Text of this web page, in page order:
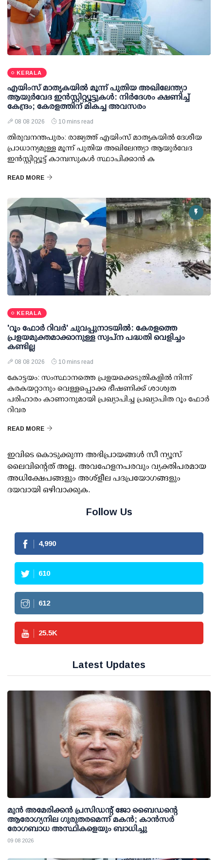
KERALA
എയിംസ് മാതൃകയില്‍ മൂന്ന് പുതിയ അഖിലേന്ത്യാ
ആയുര്‍വേദ ഇന്‍സ്റ്റിറ്റ്യൂട്ടുകള്‍: നിര്‍ദേശം ക്ഷണിച്ച്
കേന്ദ്രം; കേരളത്തിന് മികച്ച അവസരം
08 08 2026 10 mins read
തിരുവനന്തപുരം: രാജ്യത്ത് എയിംസ് മാതൃകയില്‍ ദേശീയ
പ്രാധാന്യമുള്ള മൂന്ന് പുതിയ അഖിലേന്ത്യാ ആയുര്‍വേദ
ഇന്‍സ്റ്റിറ്റ്യൂട്ട് കാമ്പസുകള്‍ സ്ഥാപിക്കാന്‍ ക
READ MORE
KERALA
'റൂം ഫോര്‍ റിവര്‍' ചുവപ്പുനാടയില്‍: കേരളത്തെ
പ്രളയമുക്തമാക്കാനുള്ള സ്വപ്ന പദ്ധതി വെളിച്ചം
കണ്ടില്ല
08 08 2026 10 mins read
കോട്ടയം: സംസ്ഥാനത്തെ പ്രളയക്കെടുതികളില്‍ നിന്ന്
കരകയറ്റാനും വെള്ളപ്പൊക്ക ഭീഷണിക്ക് ശാശ്വത
പരിഹാരം കാണാനുമായി പ്രഖ്യാപിച്ച പ്രഖ്യാപിത റൂം ഫോര്‍
റിവര
READ MORE
ഇവിടെ കൊടുക്കുന്ന അഭിപ്രായങ്ങള്‍ സീ ന്യൂസ്
ലൈവിന്റെത് അല്ല. അവഹേളനപരവും വ്യക്തിപരമായ
അധിക്ഷേപങ്ങളും അശ്‌ളീല പദപ്രയോഗങ്ങളും
ദയവായി ഒഴിവാക്കുക.
Follow Us
4,990
610
612
25.5K
Latest Updates
മുന്‍ അമേരിക്കന്‍ പ്രസിഡന്റ് ജോ ബൈഡന്റെ
ആരോഗ്യനില ഗുരുതരമെന്ന് മകന്‍; കാന്‍സര്‍
രോഗബാധ അസ്ഥികളെയും ബാധിച്ചു
09 08 2026